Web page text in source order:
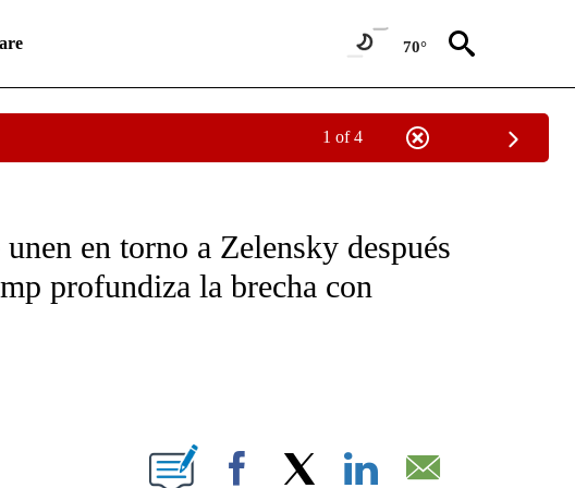
70°
1 of 4
RECEIVE NOTIFICATIONS ABOUT NEW PAGES ON "NOTICIAS - CNN".
en torno a Zelensky después
profundiza la brecha con
ABOUT NEW PAGES ON "".